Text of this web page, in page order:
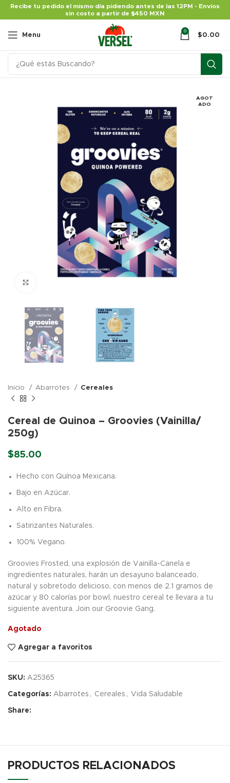
Recibe tu pedido el mismo día pidiendo antes de las 12PM - Envíos
sin costo a partir de $450 MXN
Menu
0
$0.00
AGOT
ADO
Inicio Abarrotes Cereales
Cereal de Quinoa – Groovies (Vainilla/
250g)
$85.00
Hecho con Quínoa Mexicana.
Bajo en Azúcar.
Alto en Fibra.
Satirizantes Naturales.
100% Vegano.
Groovies Frosted, una explosión de Vainilla-Canela e
ingredientes naturales, harán un desayuno balanceado,
natural y sobretodo delicioso, con menos de 2.1 gramos de
azúcar y 80 calorías por bowl, nuestro cereal te llevara a tu
siguiente aventura. Join our Groovie Gang.
Agotado
Agregar a favoritos
SKU: A25365
Categorías: Abarrotes , Cereales , Vida Saludable
Share:
PRODUCTOS RELACIONADOS